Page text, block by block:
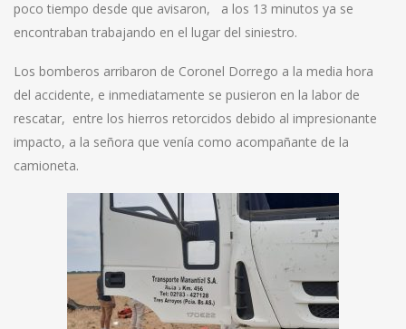
poco tiempo desde que avisaron, a los 13 minutos ya se
encontraban trabajando en el lugar del siniestro.
Los bomberos arribaron de Coronel Dorrego a la media hora
del accidente, e inmediatamente se pusieron en la labor de
rescatar, entre los hierros retorcidos debido al impresionante
impacto, a la señora que venía como acompañante de la
camioneta.